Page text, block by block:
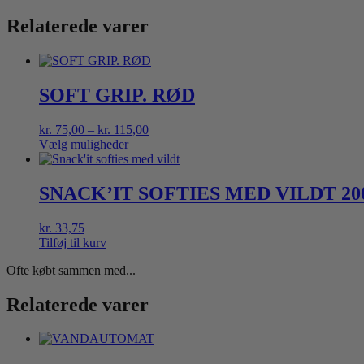
Relaterede varer
SOFT GRIP. RØD
kr. 75,00 – kr. 115,00Prisinterval:
til
Vælg muligheder
Dette
har
flere
Mulighederne
kan
på
SNACK’IT SOFTIES MED VILDT
kr. 33,75
Tilføj til kurv
Ofte købt sammen med...
Relaterede varer